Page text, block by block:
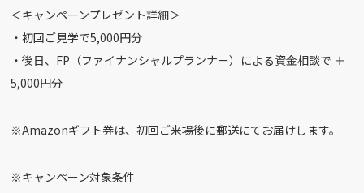
＜キャンペーンプレゼント詳細＞
・初回ご見学で5,000円分
・後日、FP（ファイナンシャルプランナー）による資金相談で ＋
5,000円分
※Amazonギフト券は、初回ご来場後に郵送にてお届けします。
※キャンペーン対象条件